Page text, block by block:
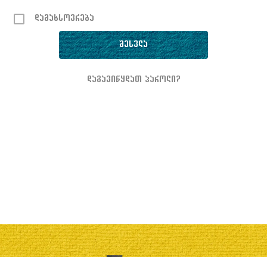
დამახსოვრება
დაგავიწყდათ პაროლი?